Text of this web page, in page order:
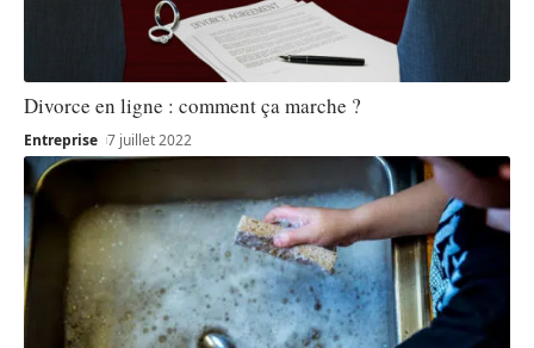
Divorce en ligne : comment ça marche ?
Entreprise 7 juillet 2022